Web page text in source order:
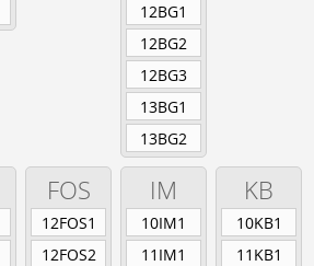
12BG1
12BG2
12BG3
13BG1
13BG2
FOS
12FOS1
12FOS2
IM
10IM1
11IM1
KB
10KB1
11KB1